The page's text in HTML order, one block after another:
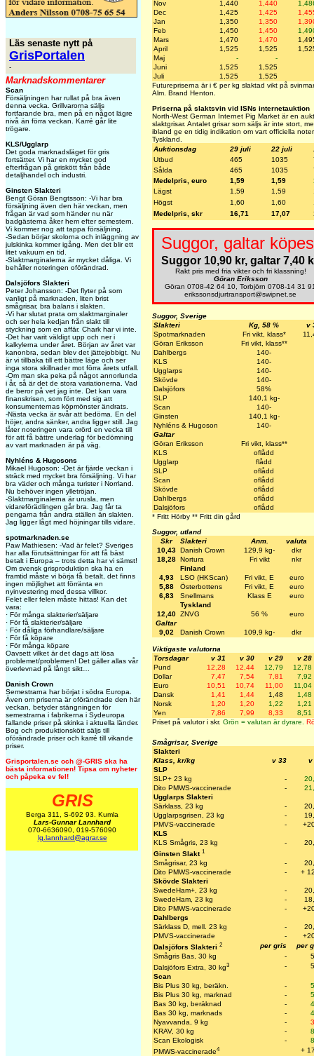
Läs senaste nytt på
GrisPortalen
-
Marknadskommentarer
Scan
Försäljningen har rullat på bra även
denna vecka. Grillvarorna säljs
fortfarande bra, men på en något lägre
nivå än förra veckan. Karré går lite
trögare.
KLS/Ugglarp
Det goda marknadsläget för gris
fortsätter. Vi har en mycket god
efterfrågan på griskött från både
detaljhandel och industri.
Ginsten Slakteri
Bengt Göran Bengtsson: -Vi har bra
försäljning även den här veckan, men
frågan är vad som händer nu när
badgästerna åker hem efter semestern.
Vi kommer nog att tappa försäljning.
-Sedan börjar skolorna och inläggning av
julskinka kommer igång. Men det blir ett
litet vakuum en tid.
-Slaktmarginalerna är mycket dåliga. Vi
behåller noteringen oförändrad.
Dalsjöfors Slakteri
Peter Johansson: -Det flyter på som
vanligt på marknaden, liten brist
smågrisar, bra balans i slakten.
-Vi har slutat prata om slaktmarginaler
och ser hela kedjan från slakt till
styckning som en affär. Chark har vi inte.
-Det har varit väldigt upp och ner i
kalkylerna under året. Början av året var
kanonbra, sedan blev det jättejobbigt. Nu
är vi tillbaka till ett bättre läge och ser
inga stora skillnader mot förra årets utfall.
-Om man ska peka på något annorlunda
i år, så är det de stora variationerna. Vad
de beror på vet jag inte. Det kan vara
finanskrisen, som fört med sig att
konsumenternas köpmönster ändrats.
-Nästa vecka är svår att bedöma. En del
höjer, andra sänker, andra ligger still. Jag
låter noteringen vara orörd en vecka till
för att få bättre underlag för bedömning
av vart marknaden är på väg.
Nyhléns & Hugosons
Mikael Hugoson: -Det är fjärde veckan i
sträck med mycket bra försäljning. Vi har
bra väder och många turister i Norrland.
Nu behöver ingen ylletröjan.
-Slaktmarginalerna är urusla, men
vidareförädlingen går bra. Jag får ta
pengarna från andra ställen än slakten.
Jag ligger lågt med höjningar tills vidare.
spotmarknaden.se
Paw Mathiesen: -Vad är felet? Sveriges
har alla förutsättningar för att få bäst
betalt i Europa – trots detta har vi sämst!
Om svensk grisproduktion ska ha en
framtid måste vi börja få betalt, det finns
ingen möjlighet att förränta en
nyinvestering med dessa villkor.
Felet eller felen måste hittas! Kan det
vara:
· För många slakterier/säljare
· För få slakterier/säljare
· För dåliga förhandlare/säljare
· För få köpare
· För många köpare
Oavsett vilket är det dags att lösa
problemet/problemen! Det gäller allas vår
överlevnad på långt sikt…
Danish Crown
Semestrarna har börjat i södra Europa.
Även om priserna är oförändrade den här
veckan, betyder stängningen för
semestrarna i fabrikerna i Sydeuropa
fallande priser på skinka i aktuella länder.
Bog och produktionskött säljs till
oförändrade priser och karré till vikande
priser.
Grisportalen.se och @-GRIS ska ha
bästa informationen! Tipsa om nyheter
och påpeka ev fel!
GRIS
Berga 311, S-692 93. Kumla
Lars-Gunnar Lannhard
070-6636090, 019-576090
lg.lannhard@agrar.se
Nov 1,440 1,440
Dec
1,425 1,425
Jan
1,350 1,350
Feb
1,450 1,450
Mars
1,470 1,470
April
1,525 1,525
Maj
-
-
Juni
1,525
1,525
Juli
1,525
1,525
Futurepriserna är i € per kg slaktad vikt på
Alm. Brand Henton.
Priserna på slaktsvin vid ISNs internetauktion
North-West German Internet Pig Market är en
slaktgrisar. Antalet grisar som säljs är inte stort,
ibland ge en tidig indikation om vart officiella
Tyskland.
Auktionsdag
29 juli 22 juli
Utbud
465 1035
Sålda
465 1035
Medelpris, euro
1,59 1,59
Lägst
1,59 1,59
Högst
1,60 1,60
Medelpris, skr
16,71 17,07
Suggor, galtar
Suggor 10,90 kr, galtar 7,40
Rakt pris med fria vikter och fri klassning!
Göran Eriksson
Göran 0708-42 64 10, Torbjörn 0708-14 31
erikssonsdjurtransport@swipnet.se
Suggor, Sverige
Slakteri
Kg, 58 %
v
Spotmarknaden
Fri vikt, klass*
Göran Eriksson
Fri vikt, klass**
Dahlbergs
140-
KLS
140-
Ugglarps
140-
Skövde
140-
Dalsjöfors
58%
SLP
140,1 kg-
Scan
140-
Ginsten
140,1 kg-
Nyhléns & Hugoson
140-
Galtar
Göran Eriksson
Fri vikt, klass**
KLS
oflådd
Ugglarp
flådd
SLP
oflådd
Scan
oflådd
Skövde
oflådd
Dahlbergs
oflådd
Dalsjöfors
oflådd
* Fritt Hörby ** Fritt din gård
Suggor, utland
Skr
Slakteri Anm.
valuta
10,43 Danish Crown 129,9 kg-
dkr
18,28 Nortura Fri vikt
nkr
Finland
4,93
LSO (HKScan) Fri vikt, E
euro
5,88
Österbottens Fri vikt, E
euro
6,83
Snellmans Klass E
euro
Tyskland
12,40 ZNVG 56 %
euro
Galtar
9,02
Danish Crown 109,9 kg- dkr
Viktigaste valutorna
Torsdagar
v 31 v 30 v 29
v 28
Pund
12,28 12,44 12,79
12,78
Dollar
7,47 7,54 7,81
7,92
Euro
10,51 10,74 11,00
11,04
Dansk
1,41 1,44 1,48
1,48
Norsk
1,20 1,20 1,22
1,21
Yen
7,86 7,99 8,33
8,51
Priset på valutor i skr. Grön = valutan är dyrare.
Smågrisar, Sverige
Slakteri
Klass, kr/kg
v 33
v
SLP
SLP+ 23 kg
-
Dito PMWS-vaccinerade
-
Ugglarps Slakteri
Särklass, 23 kg
-
Ugglarpsgrisen, 23 kg
-
PMVS-vaccinerade
-
KLS
KLS Smågris, 23 kg
-
Ginsten Slakt 1
Smågrisar, 23 kg -
Dito PMWS-vaccinerade
-
+
Skövde Slakteri
SwedeHam+, 23 kg
-
SwedeHam, 23 kg
-
Dito PMWS-vaccinerade
-
Dahlbergs
Särklass D, mell. 23 kg
-
PMVS-vaccinerade
-
Dalsjöfors Slakteri 2 per gris
per
Smågris Bas, 30 kg
-
Dalsjöfors Extra, 30 kg3 -
Scan
Bis Plus 30 kg, beräkn.
-
Bis Plus 30 kg, marknad
-
Bas 30 kg, beräknad
-
Bas 30 kg, marknads
-
Nyavvanda, 9 kg
-
KRAV, 30 kg
-
Scan Ekologisk
-
PMWS-vaccinerade4
+